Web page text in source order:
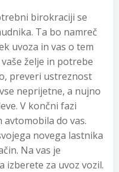
birokraciji se
Ta bo namreč
uvoza in vas o tem
želje in potrebe
preveri ustreznost
neprijetne, a nujno
V končni fazi
do vas.
novega lastnika
Na vas je
izberete za uvoz vozil.